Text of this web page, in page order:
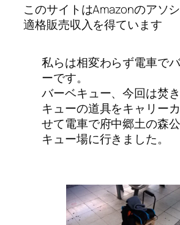
このサイトはAmazonのアソ
適格販売収入を得ています
私らは相変わらず電車で
ーです。
バーベキュー、今回は焚
キューの道具をキャリー
せて電車で府中郷土の森
キュー場に行きました。